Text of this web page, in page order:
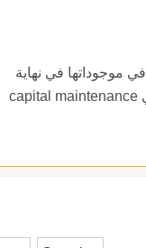
موجوداتها في نهاية
الفترة المحاسبية مساوية لقيمتها في أوّل الفترة أو أعلى منه ، في الإنجليزية، هي capital maintenance